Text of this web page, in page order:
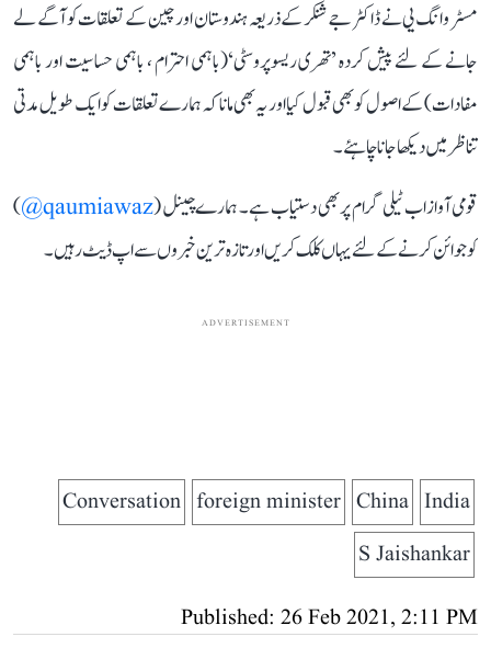
مسٹر وانگ یی نے ڈاکٹر جے شنکر کے ذریعہ ہندوستان اور چین کے تعلقات کو آگے لے
جانے کے لئے پیش کردہ ’تھری ریسوپروسٹی‘(باہمی احترام ، باہمی حساسیت اور باہمی
مفادات ) کے اصول کو بھی قبول کیا اور یہ بھی مانا کہ ہمارے تعلقات کو ایک طویل مدتی
تناظر میں دیکھا جانا چاہئے۔
قومی آواز اب ٹیلی گرام پر بھی دستیاب ہے۔ ہمارے چینل (qaumiawaz@
)
کو جوائن کرنے کے لئے یہاں کلک کریں اور تازہ ترین خبروں سے اپ ڈیٹ رہیں۔
ADVERTISEMENT
India
China
foreign minister
Conversation
S Jaishankar
Published: 26 Feb 2021, 2:11 PM